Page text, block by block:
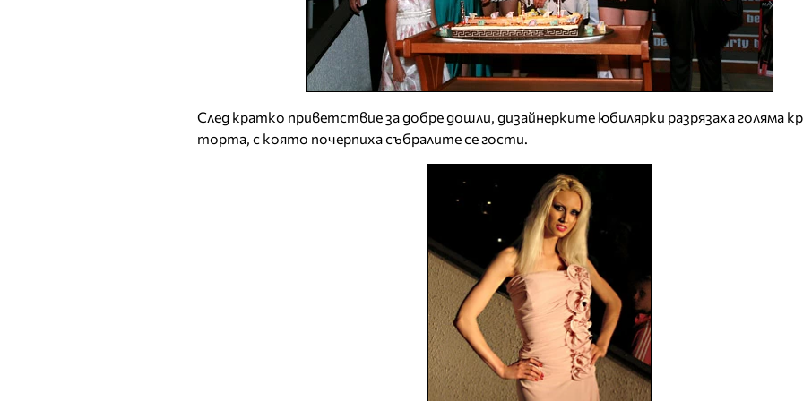
След кратко приветствие за добре дошли, дизайнерките юбилярки разрязаха голяма
торта, с която почерпиха събралите се гости.